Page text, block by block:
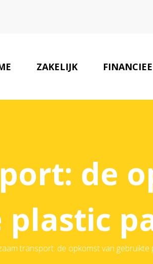
ZAKELIJK
de
transport: de opkomst van gebruikte